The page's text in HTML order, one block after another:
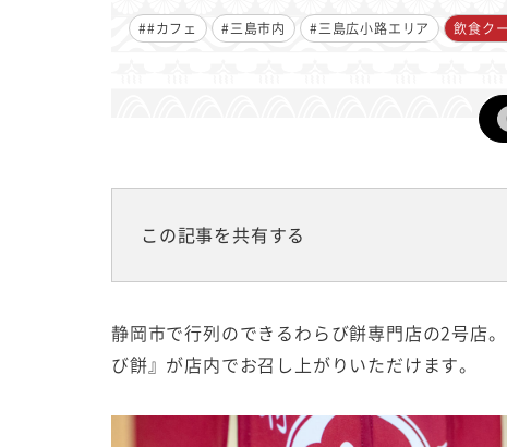
##カフェ #三島市内 #三島広小路エリア 飲食ク
この記事を共有する
静岡市で行列のできるわらび餅専門店の2号店
び餅』が店内でお召し上がりいただけます。